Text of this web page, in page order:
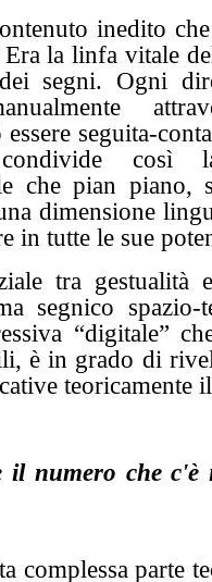
inedito
la linfa vitale
segni. Ogni
seguita-
condivide così
che pian piano,
dimensione
in tutte le sue
tra gestualità
segnico
“digitale”
è in grado di
teoricamente
il numero che c'è
complessa parte